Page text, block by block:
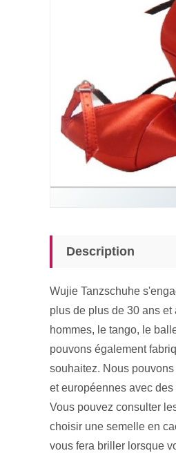
Description
Wujie Tanzschuhe
plus de plus de 30 ans
hommes, le tango, le
pouvons également
souhaitez. Nous
et européennes avec
Vous pouvez consulter
choisir une semelle en
vous fera briller lorsque